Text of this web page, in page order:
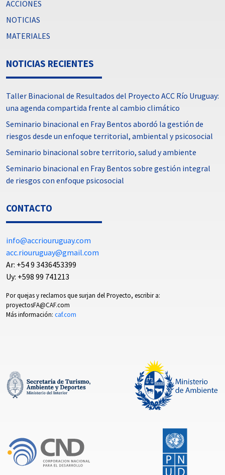
ACCIONES
NOTICIAS
MATERIALES
NOTICIAS RECIENTES
Taller Binacional de Resultados del Proyecto ACC Río Uruguay:
una agenda compartida frente al cambio climático
Seminario binacional en Fray Bentos abordó la gestión de
riesgos desde un enfoque territorial, ambiental y psicosocial
Seminario binacional sobre territorio, salud y ambiente
Seminario binacional en Fray Bentos sobre gestión integral
de riesgos con enfoque psicosocial
CONTACTO
info@accriouruguay.com
acc.riouruguay@gmail.com
Ar: +54 9 3436453399
Uy: +598 99 741213
Por quejas y reclamos que surjan del Proyecto, escribir a:
proyectosFA@CAF.com
Más información: caf.com